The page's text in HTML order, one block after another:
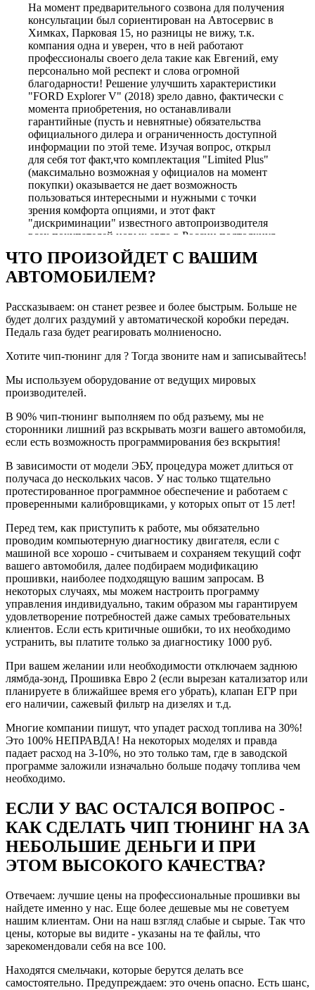
На момент предварительного созвона для получения
консультации был сориентирован на Автосервис в
Химках, Парковая 15, но разницы не вижу, т.к.
компания одна и уверен, что в ней работают
профессионалы своего дела такие как Евгений, ему
персонально мой респект и слова огромной
благодарности! Решение улучшить характеристики
"FORD Explorer V" (2018) зрело давно, фактически с
момента приобретения, но останавливали
гарантийные (пусть и невнятные) обязательства
официального дилера и ограниченность доступной
информации по этой теме. Изучая вопрос, открыл
для себя тот факт,что комплектация "Limited Plus"
(максимально возможная у официалов на момент
покупки) оказывается не дает возможность
пользоваться интересными и нужными с точки
зрения комфорта опциями, и этот факт
"дискриминации" известного автопроизводителя
всех покупателей новых авто в России подтолкнул
меня к еще более глубокому изучению вопроса.
После многочисленных прозвонов и общения, в том
числе с теми, кто пытался навязывать только свое
видение решение проблемы и не желал заниматься
остановился на компании "Зачипован", заранее
оговорив с Евгением, что окончательное решение по
тому что будем делать с авто примем во время
встречи. Так и сделали: встретились, еще раз все
оговорили и в течение получаса Евгений исполнил
все как и требовалось. В итоге получилось
активировать несколько модулей:
- при заведенном авто и отсутствии ключа
блокируется АКПП;
- активировано управление климатом "с руля" в
правом окошке БК;
- активирована индикация наружной температуры в
правом окошке БК;
- активирована возможность изменения настроек
зеркал при движении задним ходом (помощь при
парковке);
автоматически). Ну, и самое главное, уже по дороге
домой оценил в полной мере те ранее скрытые
возможности эластичной и согласованной работы
пары "двигатель/трансмиссия"автомобиля, которые
теперь стали доступны!
Евгений, огромное Вам спасибо за отзывчивость,
человеческое общение и профессионализм! Удачи и
еще больше благодарных клиентов!!!
Рейтинг отзыва:5
Давно знаю компанию и Евгения, соответственно
выбор был для меня очевиден. Договорившись
заранее о встрече, приехал в назначенное время и в
оговоренное место (удобное для обеих сторон). Женя
был как всегда пунктуален (за что ему отдельная
благодарность).
Почитал ошибки, с улыбкой сказал что я как всегда
ошибки были не связанные с жизнедеятельностью
двигателя или топливной системы, потому в чипе
отказано не было (моторы с ошибкой по двигателю
сначала конечно же чинятся).
Вообщем считали стоковую прошивку, и буквально
главное что есть результат).
Вообщем разница действительно ощутима:
Ну во первых мотор стал крутиться более 5,5 тыс
оборотов- что для меня было невероятно приятно (не
хватало явно тяги)
Во вторых появился прилив сил на всех передачах (у
меня МКПП), особенно на 5 если едешь 80-100,
ЧТО ПРОИЗОЙДЕТ С ВАШИМ
АВТОМОБИЛЕМ?
Рассказываем: он станет резвее и более быстрым. Больше не
будет долгих раздумий у автоматической коробки передач.
Педаль газа будет реагировать молниеносно.
Хотите чип-тюнинг для ? Тогда звоните нам и записывайтесь!
Мы используем оборудование от ведущих мировых
производителей.
В 90% чип-тюнинг выполняем по обд разъему, мы не
сторонники лишний раз вскрывать мозги вашего автомобиля,
если есть возможность программирования без вскрытия!
В зависимости от модели ЭБУ, процедура может длиться от
получаса до нескольких часов. У нас только тщательно
протестированное программное обеспечение и работаем с
проверенными калибровщиками, у которых опыт от 15 лет!
Перед тем, как приступить к работе, мы обязательно
проводим компьютерную диагностику двигателя, если с
машиной все хорошо - считываем и сохраняем текущий софт
вашего автомобиля, далее подбираем модификацию
прошивки, наиболее подходящую вашим запросам. В
некоторых случаях, мы можем настроить программу
управления индивидуально, таким образом мы гарантируем
удовлетворение потребностей даже самых требовательных
клиентов. Если есть критичные ошибки, то их необходимо
устранить, вы платите только за диагностику 1000 руб.
При вашем желании или необходимости отключаем заднюю
лямбда-зонд, Прошивка Евро 2 (если вырезан катализатор или
планируете в ближайшее время его убрать), клапан ЕГР при
его наличии, сажевый фильтр на дизелях и т.д.
Многие компании пишут, что упадет расход топлива на 30%!
Это 100% НЕПРАВДА! На некоторых моделях и правда
падает расход на 3-10%, но это только там, где в заводской
программе заложили изначально больше подачу топлива чем
необходимо.
ЕСЛИ У ВАС ОСТАЛСЯ ВОПРОС -
КАК СДЕЛАТЬ ЧИП ТЮНИНГ НА ЗА
НЕБОЛЬШИЕ ДЕНЬГИ И ПРИ
ЭТОМ ВЫСОКОГО КАЧЕСТВА?
Отвечаем: лучшие цены на профессиональные прошивки вы
найдете именно у нас. Еще более дешевые мы не советуем
нашим клиентам. Они на наш взгляд слабые и сырые. Так что
цены, которые вы видите - указаны на те файлы, что
зарекомендовали себя на все 100.
Находятся смельчаки, которые берутся делать все
самостоятельно. Предупреждаем: это очень опасно. Есть шанс,